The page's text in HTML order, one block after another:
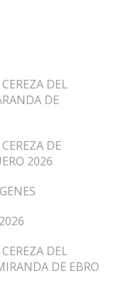
DEL
DE
DE
2026
DEL
DE EBRO